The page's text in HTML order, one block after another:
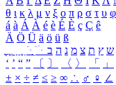
θ ι κ λ μ ν ξ ο π ρ σ τ υ φ
á à Á À é è É È ç Ç ê
Ä Ö Ü ä ö ü ß
ִֶֹ ֻּ ׁׂ ש ץ ת צ מ נ ה ב
‘ ’ “ ” 〔 〕 〈 〉 「 」
± × ÷ ≠ ≤ ≥ ∞ ∴ ♂ ♀ ∠